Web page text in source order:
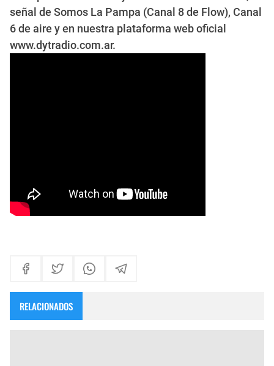
señal de Somos La Pampa (Canal 8 de Flow), Canal
6 de aire y en nuestra plataforma web oficial
www.dytradio.com.ar.
RELACIONADOS